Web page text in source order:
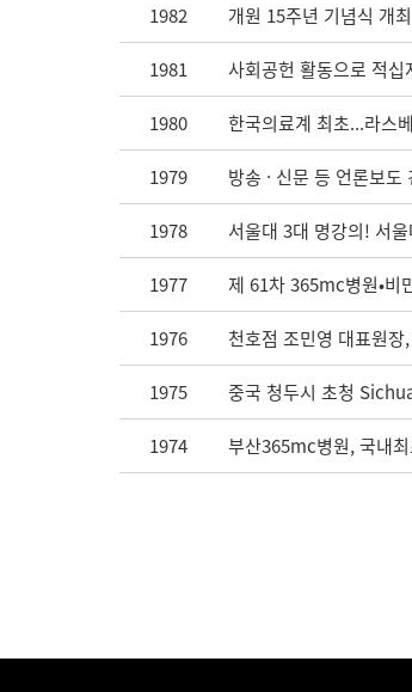
1982 개원 15주년 기념식 개최
1981 사회공헌 활동으로 적
1980 한국의료계 최초...라스
1979 방송 · 신문 등 언론보
1978 서울대 3대 명강의! 서
1977 제 61차 365mc병원•비
1976 천호점 조민영 대표원
1975 중국 청두시 초청
1974 부산365mc병원, 국내